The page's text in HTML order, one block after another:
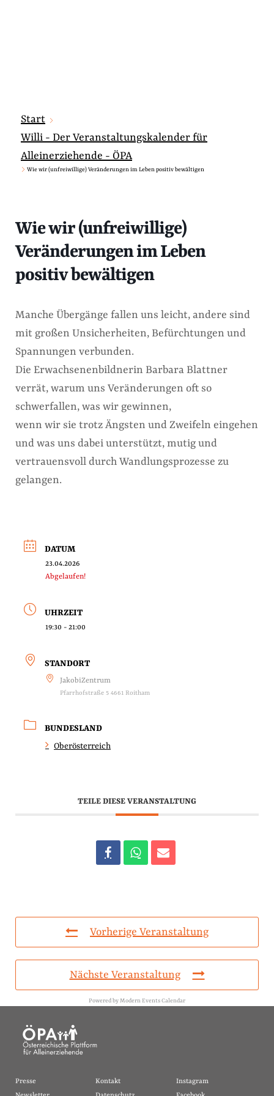
Start
Willi - Der Veranstaltungskalender für
Alleinerziehende - ÖPA
Wie wir (unfreiwillige) Veränderungen im Leben positiv bewältigen
Wie wir (unfreiwillige)
Veränderungen im Leben
positiv bewältigen
Manche Übergänge fallen uns leicht, andere sind
mit großen Unsicherheiten, Befürchtungen und
Spannungen verbunden.
Die Erwachsenenbildnerin Barbara Blattner
verrät, warum uns Veränderungen oft so
schwerfallen, was wir gewinnen,
wenn wir sie trotz Ängsten und Zweifeln eingehen
und was uns dabei unterstützt, mutig und
vertrauensvoll durch Wandlungsprozesse zu
gelangen.
DATUM
23.04.2026
Abgelaufen!
UHRZEIT
19:30 - 21:00
STANDORT
JakobiZentrum
Pfarrhofstraße 5 4661 Roitham
BUNDESLAND
Oberösterreich
TEILE DIESE VERANSTALTUNG
Vorherige Veranstaltung
Nächste Veranstaltung
Powered byModern Events Calendar
Presse
Kontakt
Instagram